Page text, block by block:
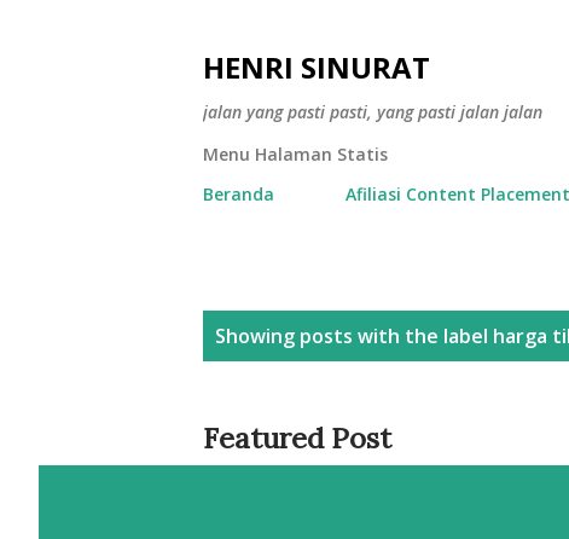
HENRI SINURAT
jalan yang pasti pasti, yang pasti jalan jalan
Menu Halaman Statis
Beranda
Afiliasi Content Placement
t
Showing posts with the label harga
Featured Post